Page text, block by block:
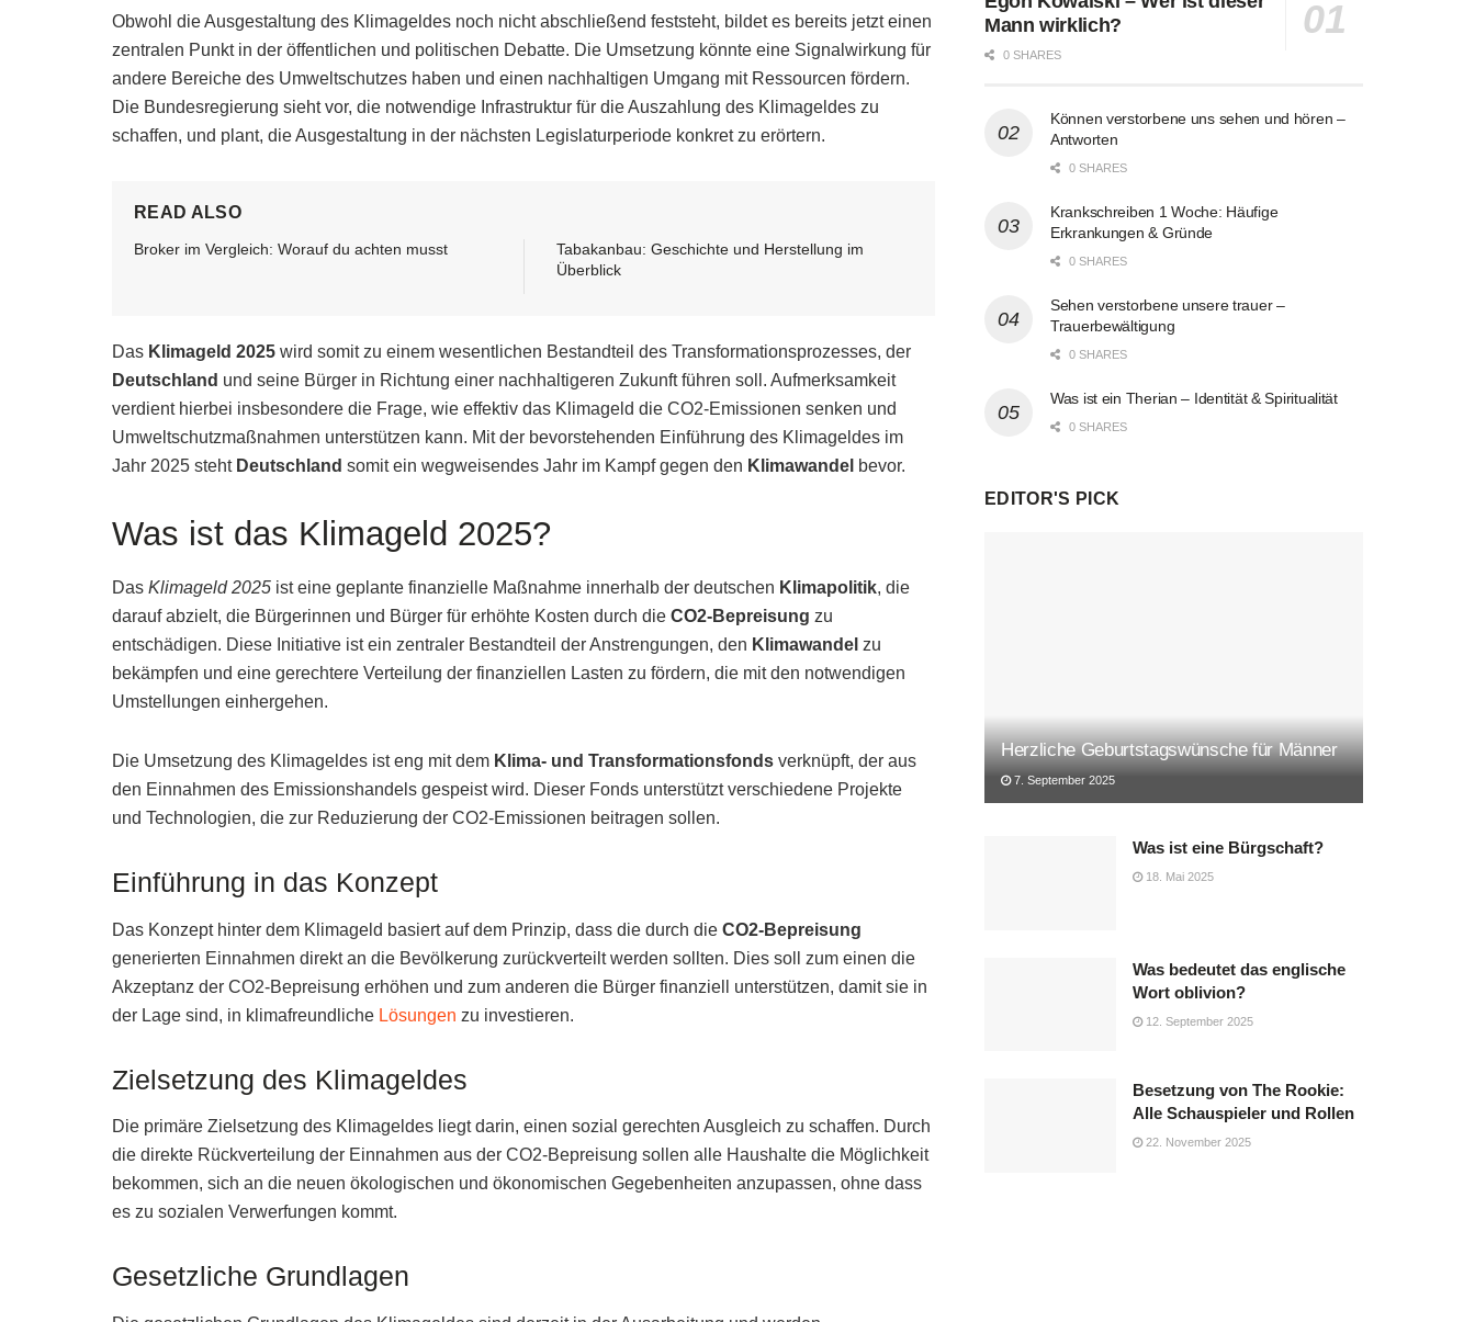
Obwohl die Ausgestaltung des Klimageldes noch nicht abschließend feststeht, bildet es bereits jetzt einen
zentralen Punkt in der öffentlichen und politischen Debatte. Die Umsetzung könnte eine Signalwirkung für
andere Bereiche des Umweltschutzes haben und einen nachhaltigen Umgang mit Ressourcen fördern.
Die Bundesregierung sieht vor, die notwendige Infrastruktur für die Auszahlung des Klimageldes zu
schaffen, und plant, die Ausgestaltung in der nächsten Legislaturperiode konkret zu erörtern.
READ ALSO
Broker im Vergleich: Worauf du achten musst
Tabakanbau: Geschichte und Herstellung im
Überblick
Das Klimageld 2025 wird somit zu einem wesentlichen Bestandteil des Transformationsprozesses, der
Deutschland und seine Bürger in Richtung einer nachhaltigeren Zukunft führen soll. Aufmerksamkeit
verdient hierbei insbesondere die Frage, wie effektiv das Klimageld die CO2-Emissionen senken und
Umweltschutzmaßnahmen unterstützen kann. Mit der bevorstehenden Einführung des Klimageldes im
Jahr 2025 steht Deutschland somit ein wegweisendes Jahr im Kampf gegen den Klimawandel bevor.
Was ist das Klimageld 2025?
Das Klimageld 2025 ist eine geplante finanzielle Maßnahme innerhalb der deutschen Klimapolitik, die
darauf abzielt, die Bürgerinnen und Bürger für erhöhte Kosten durch die CO2-Bepreisung zu
entschädigen. Diese Initiative ist ein zentraler Bestandteil der Anstrengungen, den Klimawandel zu
bekämpfen und eine gerechtere Verteilung der finanziellen Lasten zu fördern, die mit den notwendigen
Umstellungen einhergehen.
Die Umsetzung des Klimageldes ist eng mit dem Klima- und Transformationsfonds verknüpft, der aus
den Einnahmen des Emissionshandels gespeist wird. Dieser Fonds unterstützt verschiedene Projekte
und Technologien, die zur Reduzierung der CO2-Emissionen beitragen sollen.
Einführung in das Konzept
Das Konzept hinter dem Klimageld basiert auf dem Prinzip, dass die durch die CO2-Bepreisung
generierten Einnahmen direkt an die Bevölkerung zurückverteilt werden sollten. Dies soll zum einen die
Akzeptanz der CO2-Bepreisung erhöhen und zum anderen die Bürger finanziell unterstützen, damit sie in
der Lage sind, in klimafreundliche Lösungen zu investieren.
Zielsetzung des Klimageldes
Die primäre Zielsetzung des Klimageldes liegt darin, einen sozial gerechten Ausgleich zu schaffen. Durch
die direkte Rückverteilung der Einnahmen aus der CO2-Bepreisung sollen alle Haushalte die Möglichkeit
bekommen, sich an die neuen ökologischen und ökonomischen Gegebenheiten anzupassen, ohne dass
es zu sozialen Verwerfungen kommt.
Gesetzliche Grundlagen
Mann wirklich?
0 SHARES
Können verstorbene uns sehen und hören –
Antworten
0 SHARES
Krankschreiben 1 Woche: Häufige
Erkrankungen & Gründe
0 SHARES
Sehen verstorbene unsere trauer –
Trauerbewältigung
0 SHARES
Was ist ein Therian – Identität & Spiritualität
0 SHARES
EDITOR'S PICK
Herzliche Geburtstagswünsche für Männer
7. September 2025
Was ist eine Bürgschaft?
18. Mai 2025
Was bedeutet das englische
Wort oblivion?
12. September 2025
Besetzung von The Rookie:
Alle Schauspieler und Rollen
22. November 2025